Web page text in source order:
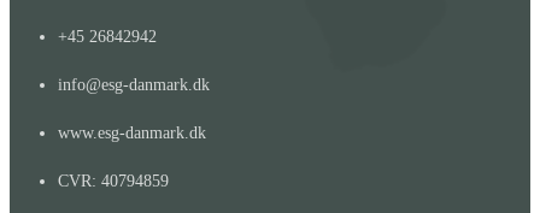
+45 26842942
info@esg-danmark.dk
www.esg-danmark.dk
CVR: 40794859